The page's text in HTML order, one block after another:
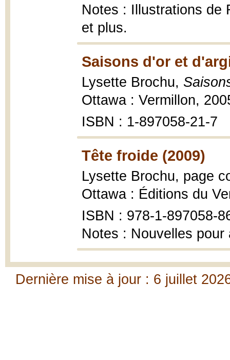
Notes : Illustrations de
et plus.
Saisons d'or et
Lysette Brochu,
Ottawa : Vermillon,
ISBN : 1-897058-21-7
Tête froide (2009)
Lysette Brochu, page
Ottawa : Éditions du
ISBN : 978-1-897058-
Notes : Nouvelles
Dernière mise à jour : 6 juillet